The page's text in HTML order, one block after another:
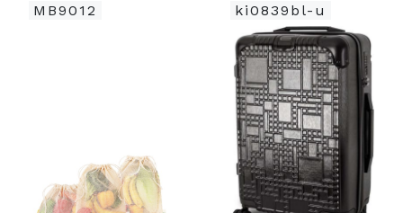
MB9012 ki0839bl-u